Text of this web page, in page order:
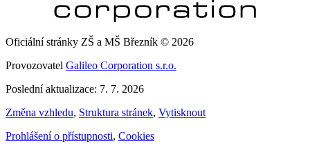
Oficiální stránky ZŠ a MŠ Březník © 2026
Provozovatel Galileo Corporation s.r.o.
Poslední aktualizace: 7. 7. 2026
Změna vzhledu, Struktura stránek, Vytisknout
Prohlášení o přístupnosti, Cookies